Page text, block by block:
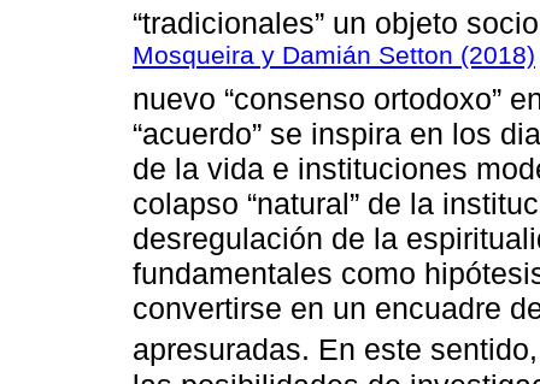
“tradicionales” un objeto
Mosqueira y Damián Setton (2018)
nuevo “consenso ortodoxo”
“acuerdo” se inspira en los
de la vida e instituciones
colapso “natural” de la
desregulación de la
fundamentales como
convertirse en un encuadre
apresuradas. En este